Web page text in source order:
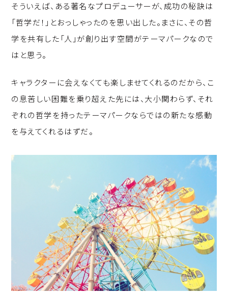
そういえば、ある著名なプロデューサーが、成功の秘訣は
「哲学だ！」とおっしゃったのを思い出した。まさに、その哲
学を共有した「人」が創り出す空間がテーマパークなので
はと思う。
キャラクターに会えなくても楽しませてくれるのだから、こ
の息苦しい困難を乗り超えた先には、大小関わらず、それ
ぞれの哲学を持ったテーマパークならではの新たな感動
を与えてくれるはずだ。